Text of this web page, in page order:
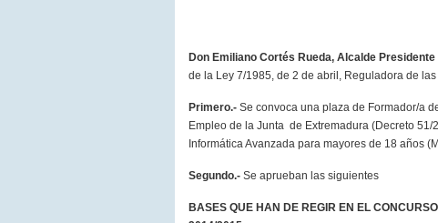
Don Emiliano Cortés Rueda, Alcalde
de la Ley 7/1985, de 2 de abril, Reguladora de
Primero.- Se convoca una plaza de Formador/a
Empleo de la Junta de Extremadura (Decreto
Informática Avanzada para mayores de 18 años
Segundo.- Se aprueban las siguientes
BASES QUE HAN DE REGIR EN EL